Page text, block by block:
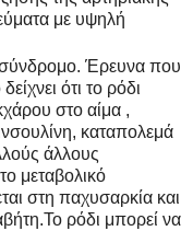
με υψηλή
Έρευνα που
ότι το ρόδι
στο αίμα ,
καταπολεμά
άλλους
μεταβολικό
στη παχυσαρκία και
ρόδι μπορεί να